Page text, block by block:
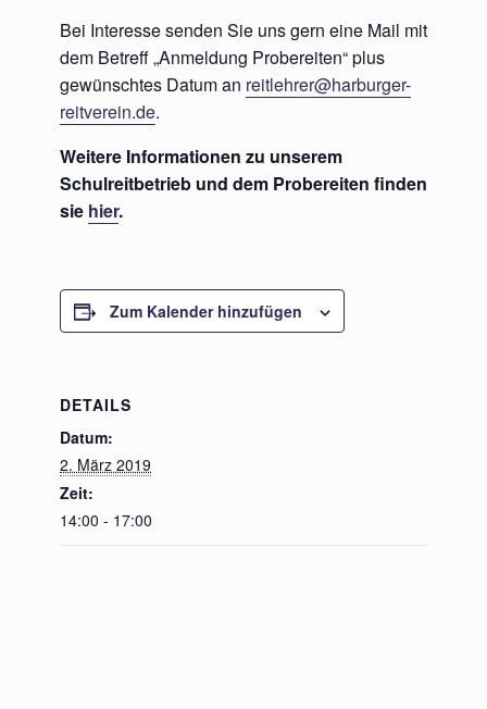
Bei Interesse senden Sie uns gern eine Mail mit
dem Betreff „Anmeldung Probereiten“ plus
gewünschtes Datum an reitlehrer@harburger-
reitverein.de.
Weitere Informationen zu unserem
Schulreitbetrieb und dem Probereiten finden
sie hier.
Zum Kalender hinzufügen
DETAILS
Datum:
2. März 2019
Zeit:
14:00 - 17:00